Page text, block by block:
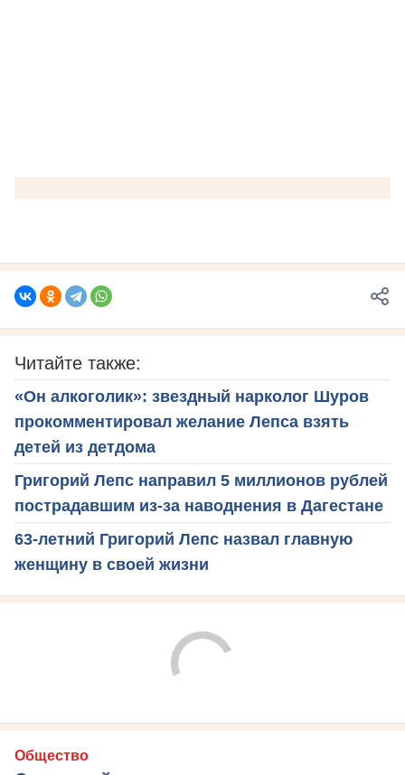
Читайте также:
«Он алкоголик»: звездный нарколог Шуров
прокомментировал желание Лепса взять
детей из детдома
Григорий Лепс направил 5 миллионов рублей
пострадавшим из-за наводнения в Дагестане
63-летний Григорий Лепс назвал главную
женщину в своей жизни
Общество